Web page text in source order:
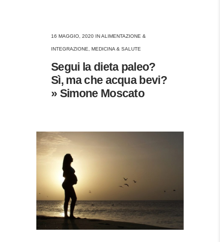
16 MAGGIO, 2020 INALIMENTAZIONE &
INTEGRAZIONE MEDICINA & SALUTE
Segui la dieta paleo?
Sì, ma che acqua bevi?
» Simone Moscato